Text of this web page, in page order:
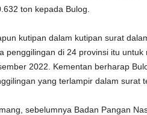
ton kepada Bulog.
kutipan dalam kutipan surat
penggilingan di 24 provinsi itu
2022. Kementan berharap
yang terlampir dalam surat
sebelumnya Badan Pangan